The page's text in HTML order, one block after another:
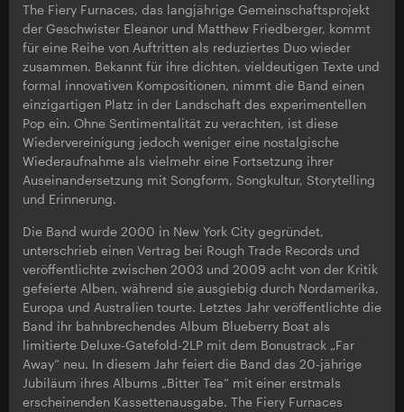
The Fiery Furnaces, das langjährige Gemeinschaftsprojekt
der Geschwister Eleanor und Matthew Friedberger, kommt
für eine Reihe von Auftritten als reduziertes Duo wieder
zusammen. Bekannt für ihre dichten, vieldeutigen Texte und
formal innovativen Kompositionen, nimmt die Band einen
einzigartigen Platz in der Landschaft des experimentellen
Pop ein. Ohne Sentimentalität zu verachten, ist diese
Wiedervereinigung jedoch weniger eine nostalgische
Wiederaufnahme als vielmehr eine Fortsetzung ihrer
Auseinandersetzung mit Songform, Songkultur, Storytelling
und Erinnerung.
Die Band wurde 2000 in New York City gegründet,
unterschrieb einen Vertrag bei Rough Trade Records und
veröffentlichte zwischen 2003 und 2009 acht von der Kritik
gefeierte Alben, während sie ausgiebig durch Nordamerika,
Europa und Australien tourte. Letztes Jahr veröffentlichte die
Band ihr bahnbrechendes Album Blueberry Boat als
limitierte Deluxe-Gatefold-2LP mit dem Bonustrack „Far
Away“ neu. In diesem Jahr feiert die Band das 20-jährige
Jubiläum ihres Albums „Bitter Tea“ mit einer erstmals
erscheinenden Kassettenausgabe. The Fiery Furnaces